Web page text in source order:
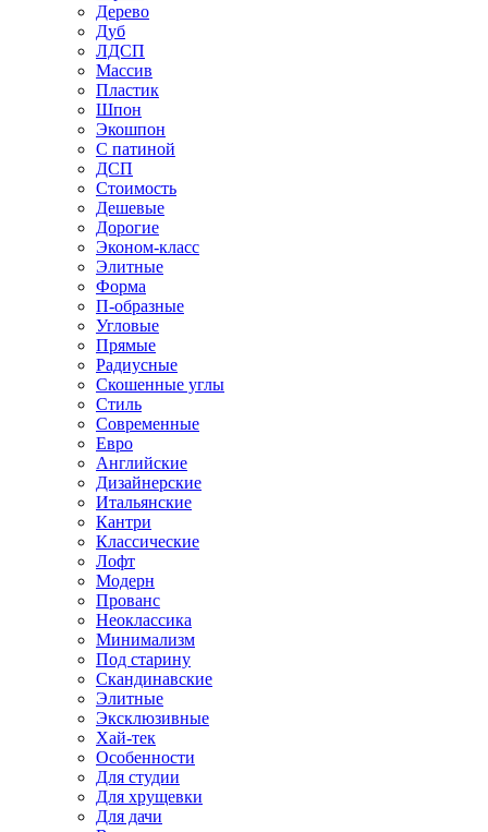
Дерево
Дуб
ЛДСП
Массив
Пластик
Шпон
Экошпон
С патиной
ДСП
Стоимость
Дешевые
Дорогие
Эконом-класс
Элитные
Форма
П-образные
Угловые
Прямые
Радиусные
Скошенные углы
Стиль
Современные
Евро
Английские
Дизайнерские
Итальянские
Кантри
Классические
Лофт
Модерн
Прованс
Неоклассика
Минимализм
Под старину
Скандинавские
Элитные
Эксклюзивные
Хай-тек
Особенности
Для студии
Для хрущевки
Для дачи